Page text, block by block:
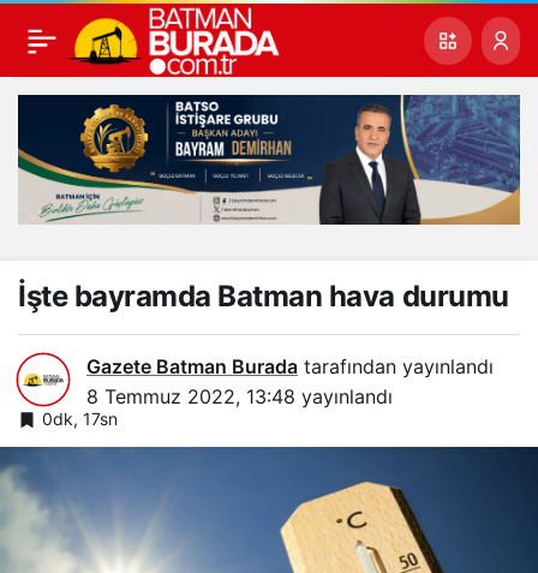
İşte bayramda Batman hava durumu
Gazete Batman Burada tarafından yayınlandı
8 Temmuz 2022, 13:48 yayınlandı
0dk, 17sn